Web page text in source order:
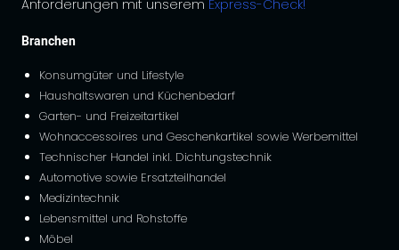
Anforderungen mit unserem Express-Check!
Branchen
Konsumgüter und Lifestyle
Haushaltswaren und Küchenbedarf
Garten- und Freizeitartikel
Wohnaccessoires und Geschenkartikel sowie Werbemittel
Technischer Handel inkl. Dichtungstechnik
Automotive sowie Ersatzteilhandel
Medizintechnik
Lebensmittel und Rohstoffe
Möbel